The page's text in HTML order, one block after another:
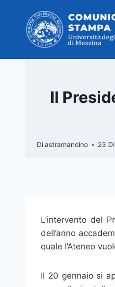
contenuto
Il
Diastramandino 23
L’intervento del
dell’anno
quale l’Ateneo
Il 20 gennaio si